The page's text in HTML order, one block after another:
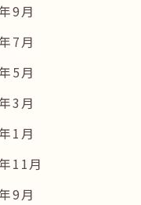
9月
7月
5月
3月
1月
11月
9月